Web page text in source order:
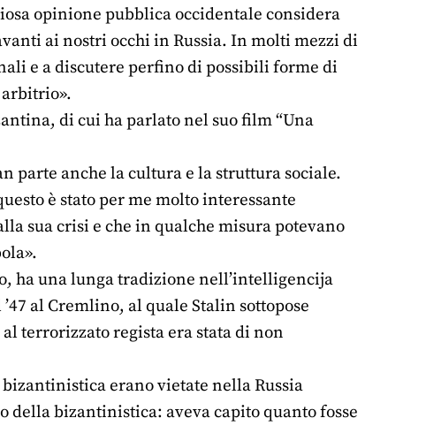
opinione pubblica occidentale considera
ai nostri occhi in Russia. In molti mezzi di
e a discutere perfino di possibili forme di
arbitrio».
di cui ha parlato nel suo film “Una
parte anche la cultura e la struttura sociale.
è stato per me molto interessante
sua crisi e che in qualche misura potevano
ha una lunga tradizione nell’intelligencija
al Cremlino, al quale Stalin sottopose
terrorizzato regista era stata di non
erano vietate nella Russia
della bizantinistica: aveva capito quanto fosse